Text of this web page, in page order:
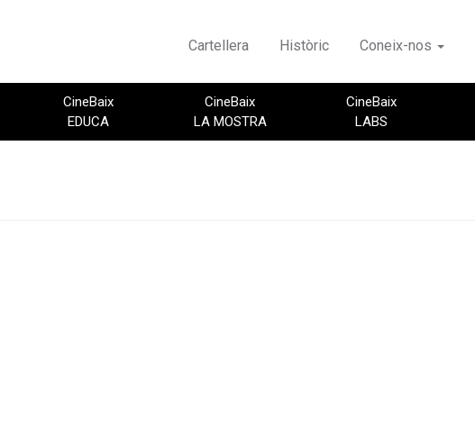
Cartellera Històric Coneix-nos
CineBaix
EDUCA
CineBaix
LA MOSTRA
CineBaix
LABS